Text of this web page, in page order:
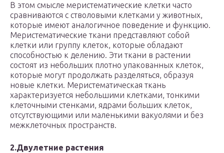
В этом смысле меристематические клетки часто
сравниваются с стволовыми клетками у животных,
которые имеют аналогичное поведение и функцию.
Меристематические ткани представляют собой
клетки или группу клеток, которые обладают
способностью к делению. Эти ткани в растении
состоят из небольших плотно упакованных клеток,
которые могут продолжать разделяться, образуя
новые клетки. Меристематическая ткань
характеризуется небольшими клетками, тонкими
клеточными стенками, ядрами больших клеток,
отсутствующими или маленькими вакуолями и без
межклеточных пространств.
2.Двулетние растения